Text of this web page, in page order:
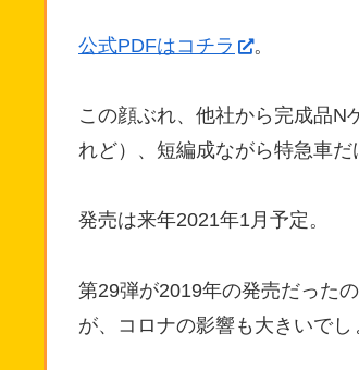
公式PDFはコチラ 。
この顔ぶれ、他社から完成品N
れど）、短編成ながら特急車だ
発売は来年2021年1月予定。
第29弾が2019年の発売だった
が、コロナの影響も大きいでし